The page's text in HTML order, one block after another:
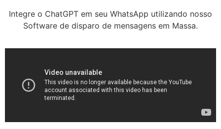
Integre o ChatGPT em seu WhatsApp utilizando nosso
Software de disparo de mensagens em Massa.